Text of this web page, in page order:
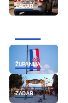
ZADAR
ŽUPANIJA
ZADAR